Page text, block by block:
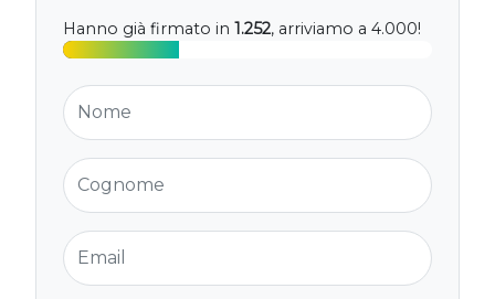
Hanno già firmato in 1.252, arriviamo a 4.000!
Nome
Cognome
Email